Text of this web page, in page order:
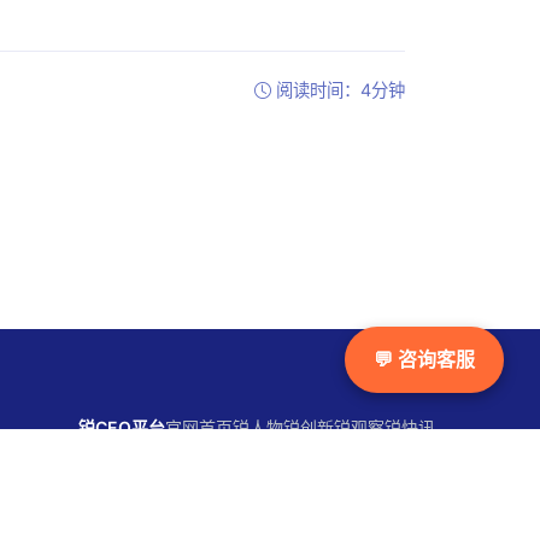
阅读时间：4分钟
锐CEO平台官网首页锐人物锐创新锐观察锐快讯
💬 咨询客服